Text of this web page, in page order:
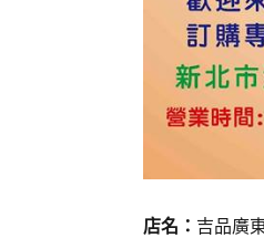
店名： 吉品廣